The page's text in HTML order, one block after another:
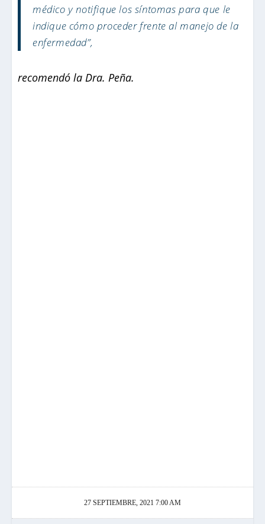
médico y notifique los síntomas para que le
indique cómo proceder frente al manejo de la
enfermedad”,
recomendó la Dra. Peña.
27 SEPTIEMBRE, 2021 7:00 AM